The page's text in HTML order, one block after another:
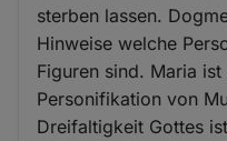
sterben lassen.
Hinweise welche
Figuren sind. Maria
Personifikation von
Dreifaltigkeit Gottes